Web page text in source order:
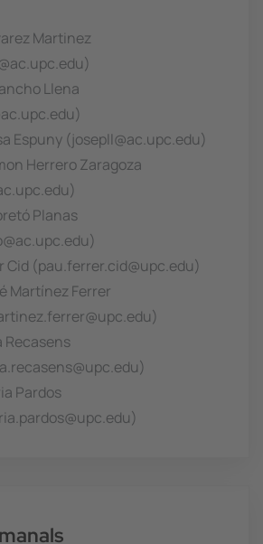
Martinez
Llena
Espuny (josepll@ac.upc.edu)
Herrero Zaragoza
Planas
Cid (pau.ferrer.cid@upc.edu)
Martínez Ferrer
Recasens
Pardos